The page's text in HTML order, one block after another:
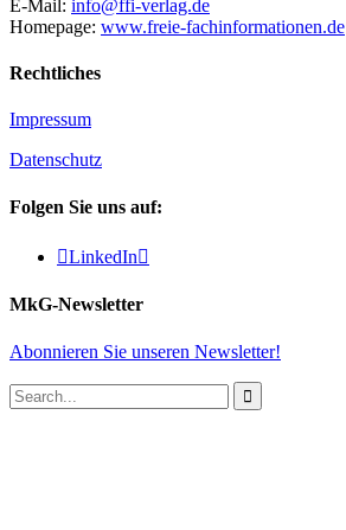
E-Mail: info@ffi-verlag.de
Homepage: www.freie-fachinformationen.de
Rechtliches
Impressum
Datenschutz
Folgen Sie uns auf:
LinkedIn
MkG-Newsletter
Abonnieren Sie unseren Newsletter!
